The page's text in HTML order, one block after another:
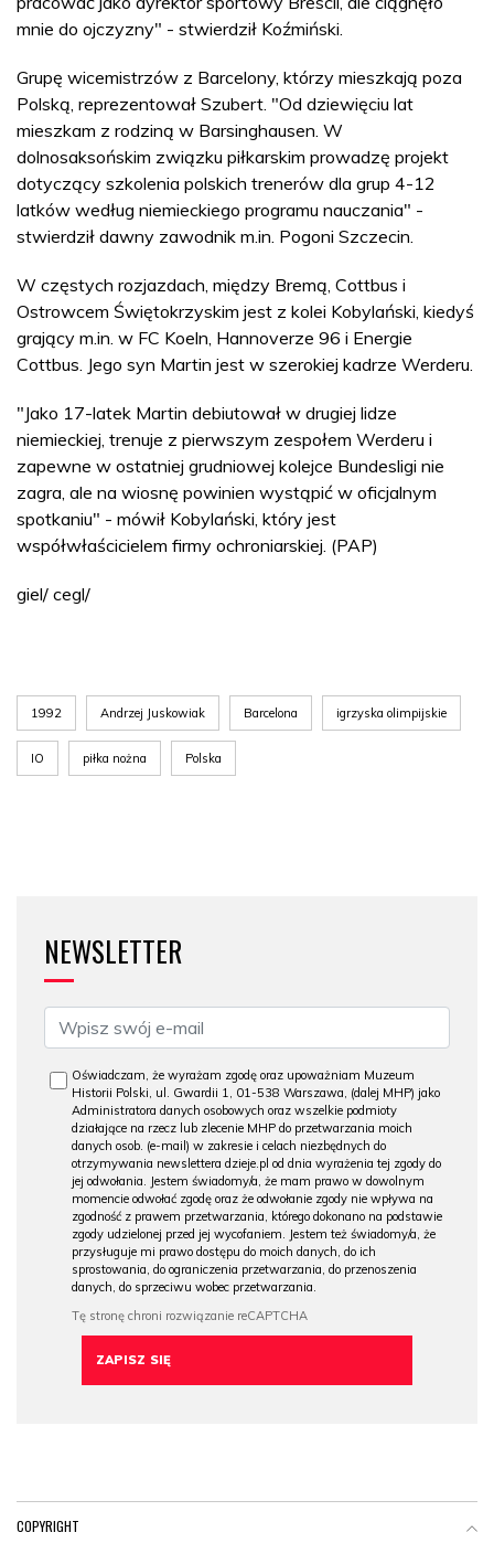
mnie do ojczyzny" - stwierdził Koźmiński.
Grupę wicemistrzów z Barcelony, którzy mieszkają poza
Polską, reprezentował Szubert. "Od dziewięciu lat
mieszkam z rodziną w Barsinghausen. W
dolnosaksońskim związku piłkarskim prowadzę projekt
dotyczący szkolenia polskich trenerów dla grup 4-12
latków według niemieckiego programu nauczania" -
stwierdził dawny zawodnik m.in. Pogoni Szczecin.
W częstych rozjazdach, między Bremą, Cottbus i
Ostrowcem Świętokrzyskim jest z kolei Kobylański, kiedyś
grający m.in. w FC Koeln, Hannoverze 96 i Energie
Cottbus. Jego syn Martin jest w szerokiej kadrze Werderu.
"Jako 17-latek Martin debiutował w drugiej lidze
niemieckiej, trenuje z pierwszym zespołem Werderu i
zapewne w ostatniej grudniowej kolejce Bundesligi nie
zagra, ale na wiosnę powinien wystąpić w oficjalnym
spotkaniu" - mówił Kobylański, który jest
współwłaścicielem firmy ochroniarskiej. (PAP)
giel/ cegl/
1992 Andrzej Juskowiak Barcelona igrzyska olimpijskie
IO piłka nożna Polska
NEWSLETTER
Oświadczam, że wyrażam zgodę oraz upoważniam Muzeum
Historii Polski, ul. Gwardii 1, 01-538 Warszawa, (dalej MHP) jako
Administratora danych osobowych oraz wszelkie podmioty
działające na rzecz lub zlecenie MHP do przetwarzania moich
danych osob. (e-mail) w zakresie i celach niezbędnych do
otrzymywania newslettera dzieje.pl od dnia wyrażenia tej zgody do
jej odwołania. Jestem świadomy/a, że mam prawo w dowolnym
momencie odwołać zgodę oraz że odwołanie zgody nie wpływa na
zgodność z prawem przetwarzania, którego dokonano na podstawie
zgody udzielonej przed jej wycofaniem. Jestem też świadomy/a, że
przysługuje mi prawo dostępu do moich danych, do ich
sprostowania, do ograniczenia przetwarzania, do przenoszenia
danych, do sprzeciwu wobec przetwarzania.
COPYRIGHT